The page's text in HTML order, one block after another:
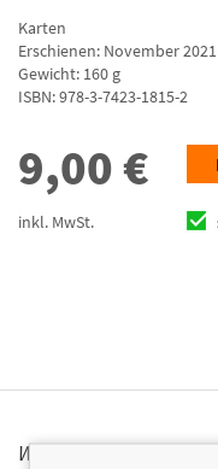
Karten
Erschienen: November 2021
Gewicht: 160 g
ISBN:978-3-7423-1815-2
9,00€
inkl. MwSt.
WARNHINWEISE